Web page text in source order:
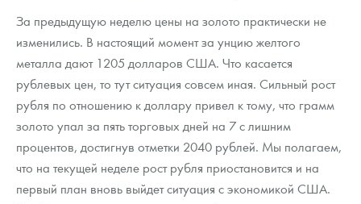
Год Лошади
Флот: ледоколы и корабли
Ювелирные изделия
Русская нумизматика
Монеты
Политика конфиденциальности
Положение по обработке и защите персональных данных
Пресс-служба
За предыдущую неделю цены на золото практически не
изменились. В настоящий момент за унцию желтого
металла дают 1205 долларов США. Что касается
рублевых цен, то тут ситуация совсем иная. Сильный рост
рубля по отношению к доллару привел к тому, что грамм
золото упал за пять торговых дней на 7 с лишним
процентов, достигнув отметки 2040 рублей. Мы полагаем,
что на текущей неделе рост рубля приостановится и на
первый план вновь выйдет ситуация с экономикой США.